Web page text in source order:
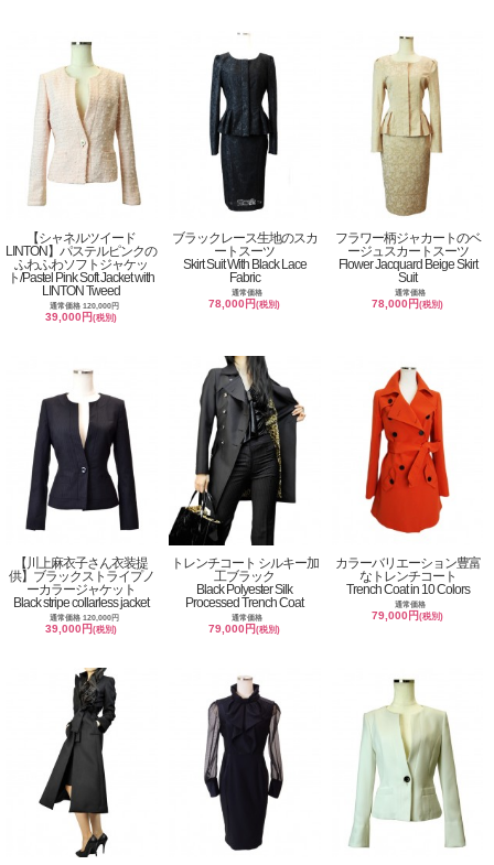
【シャネルツイード
LINTON】パステルピンクの
ふわふわソフトジャケッ
ト/Pastel Pink Soft Jacket with
LINTON Tweed
通常価格 120,000円
39,000円(税別)
ブラックレース生地のスカ
ートスーツ
Skirt Suit With Black Lace
Fabric
通常価格
78,000円(税別)
フラワー柄ジャカートのベ
ージュスカートスーツ
Flower Jacquard Beige Skirt
Suit
通常価格
78,000円(税別)
【川上麻衣子さん衣装提
供】ブラックストライプノ
ーカラージャケット
Black stripe collarless jacket
通常価格 120,000円
39,000円(税別)
トレンチコート シルキー加
工ブラック
Black Polyester Silk
Processed Trench Coat
通常価格
79,000円(税別)
カラーバリエーション豊富
なトレンチコート
Trench Coat in 10 Colors
通常価格
79,000円(税別)